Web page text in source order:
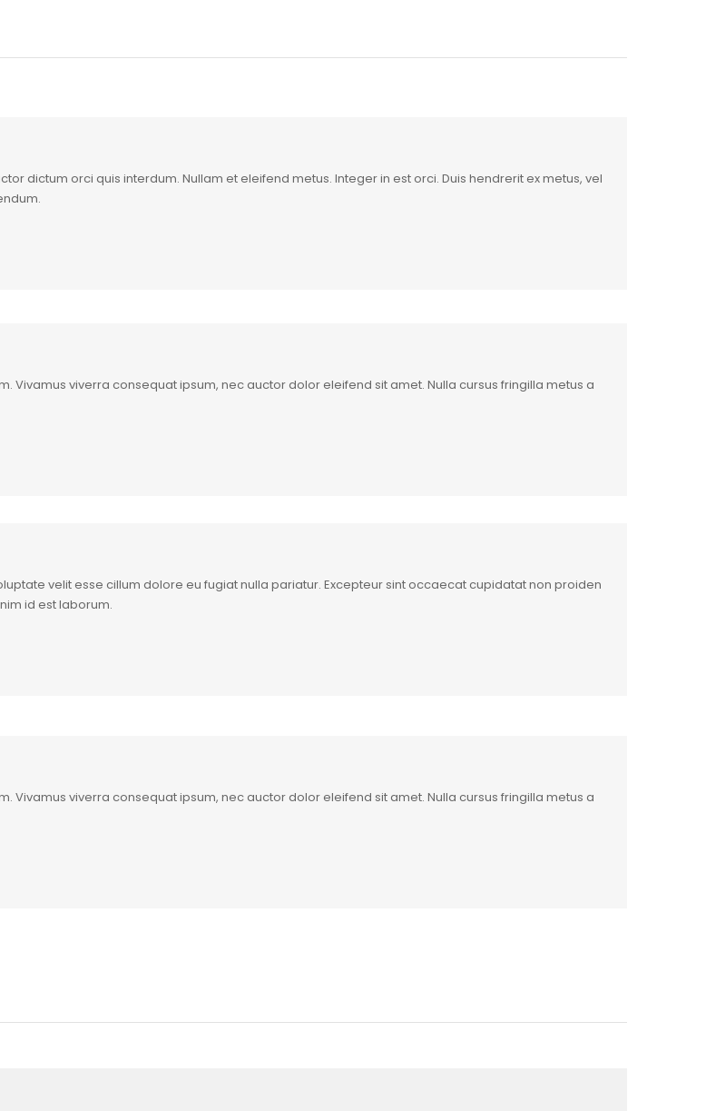
dictum orci quis interdum. Nullam et eleifend metus. Integer in est orci. Duis hendrerit ex metus, vel
Vivamus viverra consequat ipsum, nec auctor dolor eleifend sit amet. Nulla cursus fringilla metus a
velit esse cillum dolore eu fugiat nulla pariatur. Excepteur sint occaecat cupidatat non proiden
id est laborum.
Vivamus viverra consequat ipsum, nec auctor dolor eleifend sit amet. Nulla cursus fringilla metus a